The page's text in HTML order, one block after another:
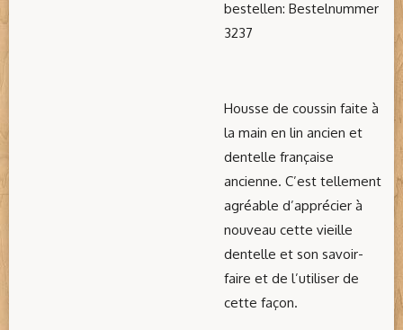
bestellen: Bestelnummer
3237
Housse de coussin faite à
la main en lin ancien et
dentelle française
ancienne. C’est tellement
agréable d’apprécier à
nouveau cette vieille
dentelle et son savoir-
faire et de l’utiliser de
cette façon.